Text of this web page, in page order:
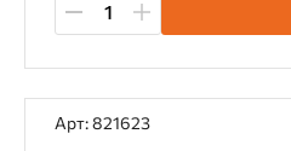
Арт: 821623